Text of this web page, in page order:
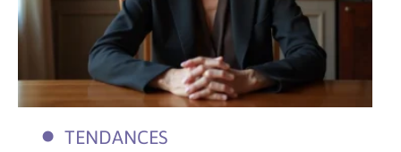
TENDANCES